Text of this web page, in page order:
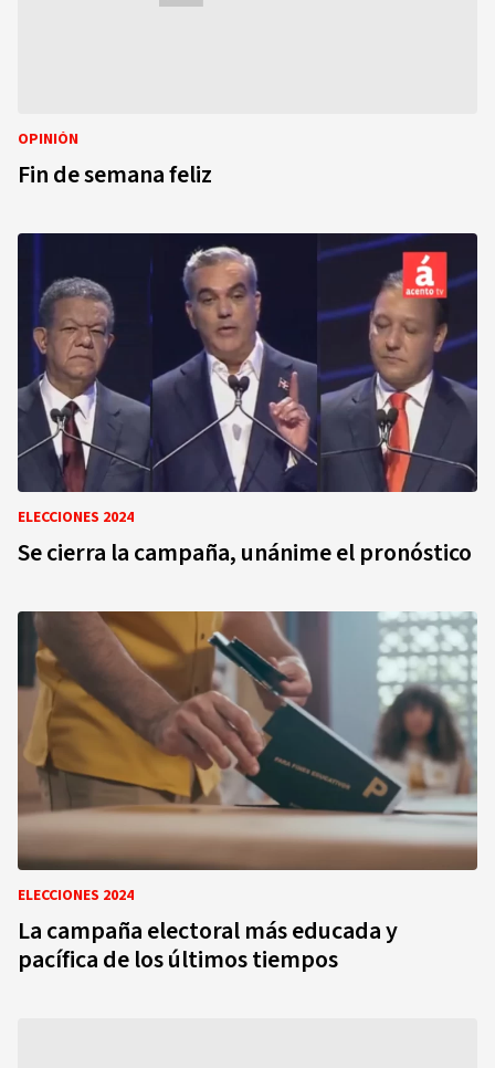
OPINIÓN
Fin de semana feliz
ELECCIONES 2024
Se cierra la campaña, unánime el pronóstico
ELECCIONES 2024
La campaña electoral más educada y
pacífica de los últimos tiempos